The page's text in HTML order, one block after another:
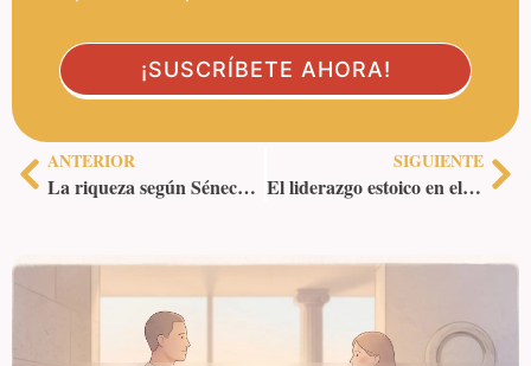
ANTERIOR
La riqueza según Séneca: un tesoro estoico
SIGUIENTE
El liderazgo estoico en el Siglo XXI: más allá de Marco Aurelio